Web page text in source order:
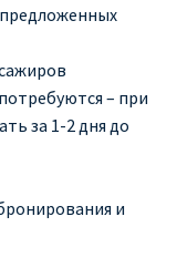
– при
за 1-2 дня до
и